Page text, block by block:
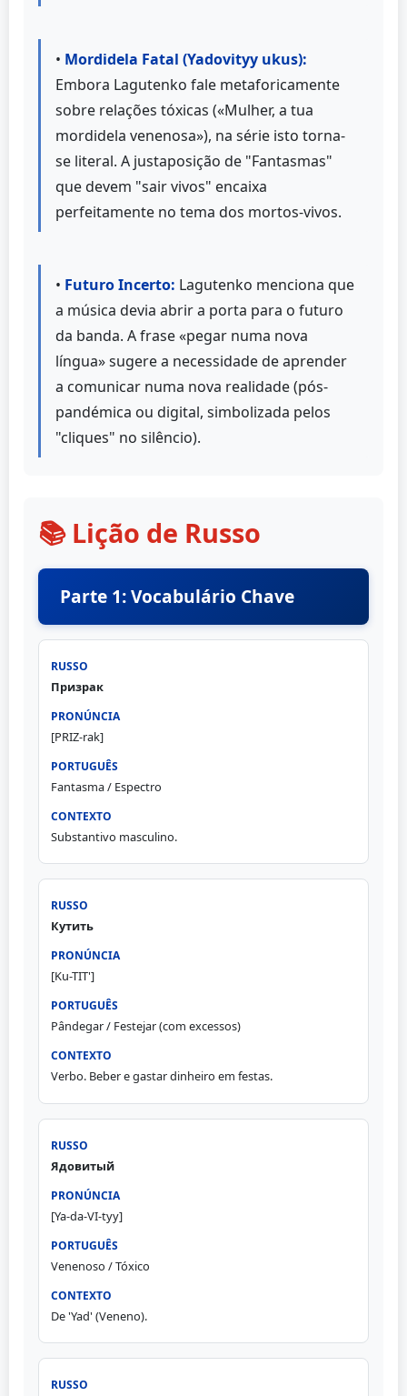
• Mordidela Fatal (Yadovityy ukus):
Embora Lagutenko fale metaforicamente
sobre relações tóxicas («Mulher, a tua
mordidela venenosa»), na série isto torna-
se literal. A justaposição de "Fantasmas"
que devem "sair vivos" encaixa
perfeitamente no tema dos mortos-vivos.
• Futuro Incerto: Lagutenko menciona que
a música devia abrir a porta para o futuro
da banda. A frase «pegar numa nova
língua» sugere a necessidade de aprender
a comunicar numa nova realidade (pós-
pandémica ou digital, simbolizada pelos
"cliques" no silêncio).
📚 Lição de Russo
Parte 1: Vocabulário Chave
Призрак
[PRIZ-rak]
Fantasma / Espectro
Substantivo masculino.
Кутить
[Ku-TIT']
Pândegar / Festejar (com excessos)
Verbo. Beber e gastar dinheiro em festas.
Ядовитый
[Ya-da-VI-tyy]
Venenoso / Tóxico
De 'Yad' (Veneno).